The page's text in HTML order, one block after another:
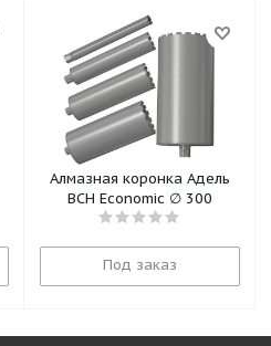
Алмазная коронка Адель
BCH Economic ∅ 300
Под заказ